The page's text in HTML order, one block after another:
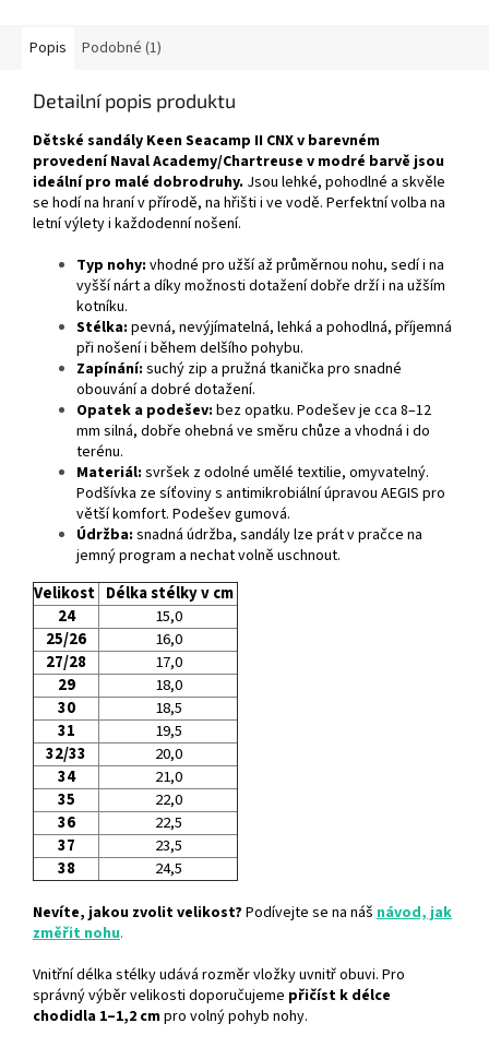
Popis Podobné (1)
Detailní popis produktu
Dětské sandály Keen Seacamp II CNX v barevném
provedení Naval Academy/Chartreuse v modré barvě jsou
ideální pro malé dobrodruhy. Jsou lehké, pohodlné a skvěle
se hodí na hraní v přírodě, na hřišti i ve vodě. Perfektní volba na
letní výlety i každodenní nošení.
Typ nohy: vhodné pro užší až průměrnou nohu, sedí i na
vyšší nárt a díky možnosti dotažení dobře drží i na užším
kotníku.
Stélka: pevná, nevýjímatelná, lehká a pohodlná, příjemná
při nošení i během delšího pohybu.
Zapínání: suchý zip a pružná tkanička pro snadné
obouvání a dobré dotažení.
Opatek a podešev: bez opatku. Podešev je cca 8–12
mm silná, dobře ohebná ve směru chůze a vhodná i do
terénu.
Materiál: svršek z odolné umělé textilie, omyvatelný.
Podšívka ze síťoviny s antimikrobiální úpravou AEGIS pro
větší komfort. Podešev gumová.
Údržba: snadná údržba, sandály lze prát v pračce na
jemný program a nechat volně uschnout.
Velikost Délka stélky v cm
24
15,0
25/26
16,0
27/28
17,0
29
18,0
30
18,5
31
19,5
32/33
20,0
34
21,0
35
22,0
36
22,5
37
23,5
38
24,5
Nevíte, jakou zvolit velikost? Podívejte se na náš návod, jak
změřit nohu.
Vnitřní délka stélky udává rozměr vložky uvnitř obuvi. Pro
správný výběr velikosti doporučujeme přičíst k délce
chodidla 1–1,2 cmpro volný pohyb nohy.